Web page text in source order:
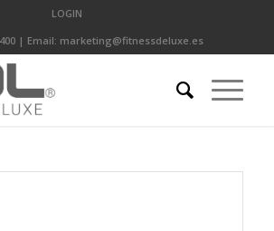
de herramientas
LOGIN
| Email: marketing@fitnessdeluxe.es